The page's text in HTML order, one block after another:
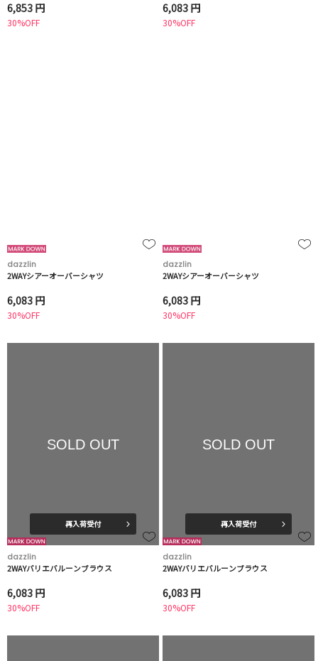
6,853 円
30%OFF
6,083 円
30%OFF
dazzlin
2WAYシアーオーバーシャツ
6,083 円
30%OFF
dazzlin
2WAYシアーオーバーシャツ
6,083 円
30%OFF
SOLD OUT
再入荷受付
dazzlin
2WAYバリエバルーンブラウス
6,083 円
30%OFF
SOLD OUT
再入荷受付
dazzlin
2WAYバリエバルーンブラウス
6,083 円
30%OFF